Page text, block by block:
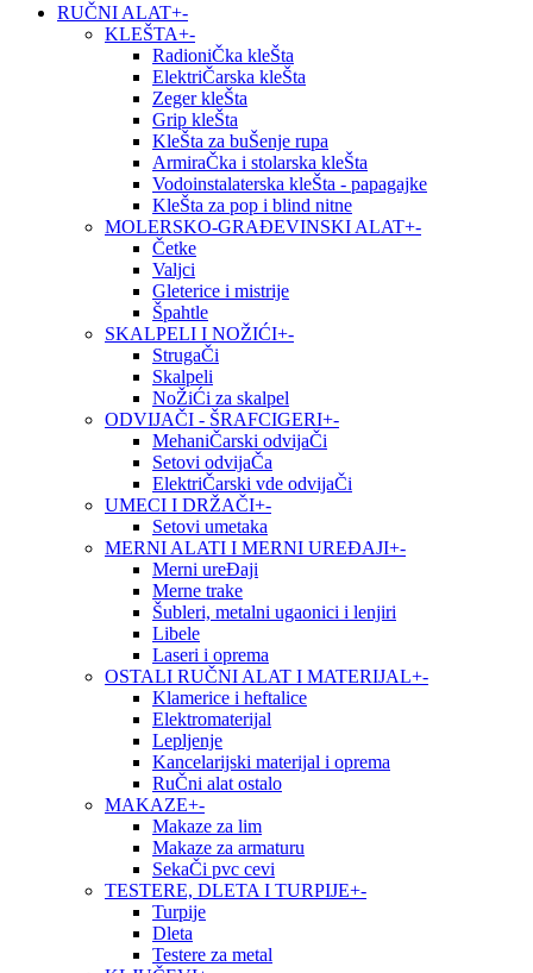
RUČNI ALAT+-
KLEŠTA+-
RadioniČka kleŠta
ElektriČarska kleŠta
Zeger kleŠta
Grip kleŠta
KleŠta za buŠenje rupa
ArmiraČka i stolarska kleŠta
Vodoinstalaterska kleŠta - papagajke
KleŠta za pop i blind nitne
MOLERSKO-GRAĐEVINSKI ALAT+-
Četke
Valjci
Gleterice i mistrije
Špahtle
SKALPELI I NOŽIĆI+-
StrugaČi
Skalpeli
NoŽiĆi za skalpel
ODVIJAČI - ŠRAFCIGERI+-
MehaniČarski odvijaČi
Setovi odvijaČa
ElektriČarski vde odvijaČi
UMECI I DRŽAČI+-
Setovi umetaka
MERNI ALATI I MERNI UREĐAJI+-
Merni ureĐaji
Merne trake
Šubleri, metalni ugaonici i lenjiri
Libele
Laseri i oprema
OSTALI RUČNI ALAT I MATERIJAL+-
Klamerice i heftalice
Elektromaterijal
Lepljenje
Kancelarijski materijal i oprema
RuČni alat ostalo
MAKAZE+-
Makaze za lim
Makaze za armaturu
SekaČi pvc cevi
TESTERE, DLETA I TURPIJE+-
Turpije
Dleta
Testere za metal